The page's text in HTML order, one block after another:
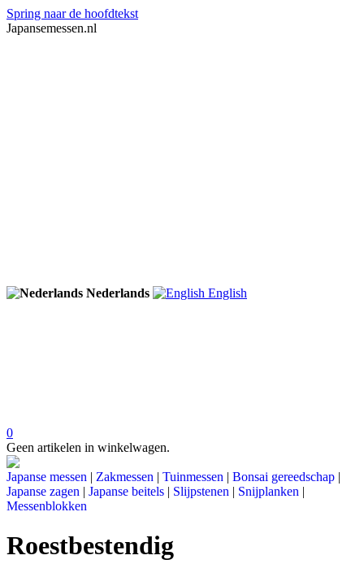
Spring naar de hoofdtekst
Japansemessen.nl
Nederlands English
0
Geen artikelen in winkelwagen.
Japanse messen | Zakmessen | Tuinmessen | Bonsai gereedschap |
Japanse zagen | Japanse beitels | Slijpstenen | Snijplanken |
Messenblokken
Roestbestendig